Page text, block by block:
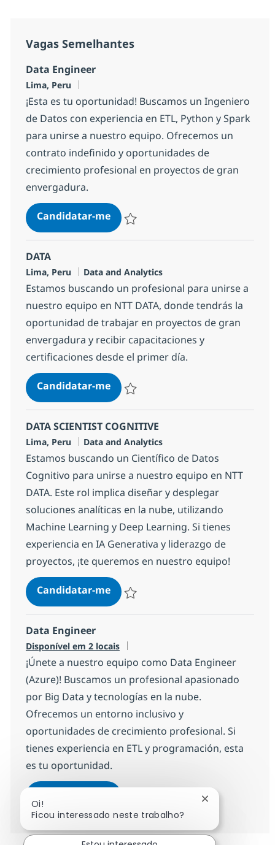
Vagas Semelhantes
Data Engineer
Localização
Lima, Peru
¡Esta es tu oportunidad! Buscamos un Ingeniero
de Datos con experiencia en ETL, Python y Spark
para unirse a nuestro equipo. Ofrecemos un
contrato indefinido y oportunidades de
crecimiento profesional en proyectos de gran
envergadura.
Candidatar-meData Engineer
DATA
Localização
Lima, Peru Categoria
Data and Analytics
Estamos buscando un profesional para unirse a
nuestro equipo en NTT DATA, donde tendrás la
oportunidad de trabajar en proyectos de gran
envergadura y recibir capacitaciones y
certificaciones desde el primer día.
Candidatar-meDATA
DATA SCIENTIST COGNITIVE
Localização
Lima, Peru Categoria
Data and Analytics
Estamos buscando un Científico de Datos
Cognitivo para unirse a nuestro equipo en NTT
DATA. Este rol implica diseñar y desplegar
soluciones analíticas en la nube, utilizando
Machine Learning y Deep Learning. Si tienes
experiencia en IA Generativa y liderazgo de
proyectos, ¡te queremos en nuestro equipo!
Candidatar-meDATA SCIENTIST COGNITIVE
Data Engineer
Disponível em 2 locais
¡Únete a nuestro equipo como Data Engineer
(Azure)! Buscamos un profesional apasionado
por Big Data y tecnologías en la nube.
Ofrecemos un entorno inclusivo y
oportunidades de crecimiento profesional. Si
tienes experiencia en ETL y programación, esta
es tu oportunidad.
Oi!
Ficou interessado neste trabalho?
Fechar